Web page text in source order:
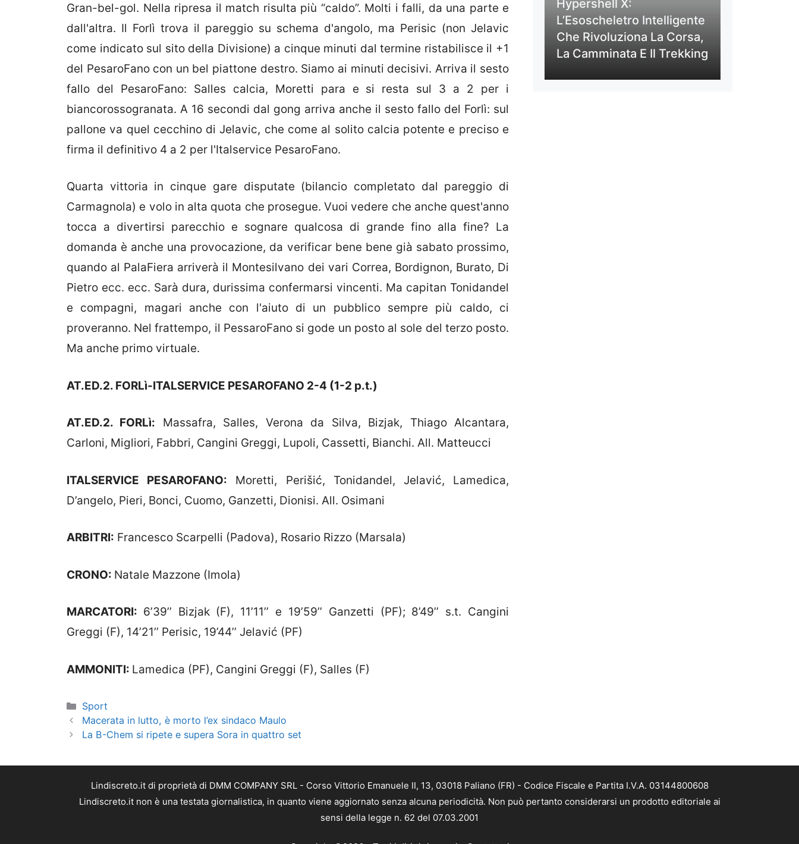
Gran-bel-gol. Nella ripresa il match risulta più “caldo”. Molti i falli, da una parte e
dall'altra. Il Forlì trova il pareggio su schema d'angolo, ma Perisic (non Jelavic
come indicato sul sito della Divisione) a cinque minuti dal termine ristabilisce il +1
del PesaroFano con un bel piattone destro. Siamo ai minuti decisivi. Arriva il sesto
fallo del PesaroFano: Salles calcia, Moretti para e si resta sul 3 a 2 per i
biancorossogranata. A 16 secondi dal gong arriva anche il sesto fallo del Forlì: sul
pallone va quel cecchino di Jelavic, che come al solito calcia potente e preciso e
firma il definitivo 4 a 2 per l'Italservice PesaroFano.
Quarta vittoria in cinque gare disputate (bilancio completato dal pareggio di
Carmagnola) e volo in alta quota che prosegue. Vuoi vedere che anche quest'anno
tocca a divertirsi parecchio e sognare qualcosa di grande fino alla fine? La
domanda è anche una provocazione, da verificar bene bene già sabato prossimo,
quando al PalaFiera arriverà il Montesilvano dei vari Correa, Bordignon, Burato, Di
Pietro ecc. ecc. Sarà dura, durissima confermarsi vincenti. Ma capitan Tonidandel
e compagni, magari anche con l'aiuto di un pubblico sempre più caldo, ci
proveranno. Nel frattempo, il PessaroFano si gode un posto al sole del terzo posto.
Ma anche primo virtuale.
AT.ED.2. FORLì-ITALSERVICE PESAROFANO 2-4 (1-2 p.t.)
AT.ED.2. FORLì: Massafra, Salles, Verona da Silva, Bizjak, Thiago Alcantara,
Carloni, Migliori, Fabbri, Cangini Greggi, Lupoli, Cassetti, Bianchi. All. Matteucci
ITALSERVICE PESAROFANO: Moretti, Perišić, Tonidandel, Jelavić, Lamedica,
D’angelo, Pieri, Bonci, Cuomo, Ganzetti, Dionisi. All. Osimani
ARBITRI: Francesco Scarpelli (Padova), Rosario Rizzo (Marsala)
CRONO: Natale Mazzone (Imola)
MARCATORI: 6’39’’ Bizjak (F), 11’11’’ e 19’59’’ Ganzetti (PF); 8’49’’ s.t. Cangini
Greggi (F), 14’21’’ Perisic, 19’44’’ Jelavić (PF)
AMMONITI: Lamedica (PF), Cangini Greggi (F), Salles (F)
Categorie
Sport
Macerata in lutto, è morto l’ex sindaco Maulo
La B-Chem si ripete e supera Sora in quattro set
Hypershell X:
L’Esoscheletro Intelligente
Che Rivoluziona La Corsa,
La Camminata E Il Trekking
Lindiscreto.it di proprietà di DMM COMPANY SRL - Corso Vittorio Emanuele II, 13, 03018 Paliano (FR) - Codice Fiscale e Partita I.V.A. 03144800608
Lindiscreto.it non è una testata giornalistica, in quanto viene aggiornato senza alcuna periodicità. Non può pertanto considerarsi un prodotto editoriale ai
sensi della legge n. 62 del 07.03.2001